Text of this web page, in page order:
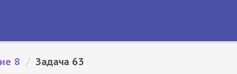
8 / Задача 63